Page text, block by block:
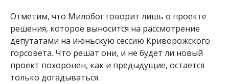
Отметим, что Милобог говорит лишь о проекте
решения, которое выносится на рассмотрение
депутатами на июньскую сессию Криворожского
горсовета. Что решат они, и не будет ли новый
проект похоронен, как и предыдущие, остается
только догадываться.